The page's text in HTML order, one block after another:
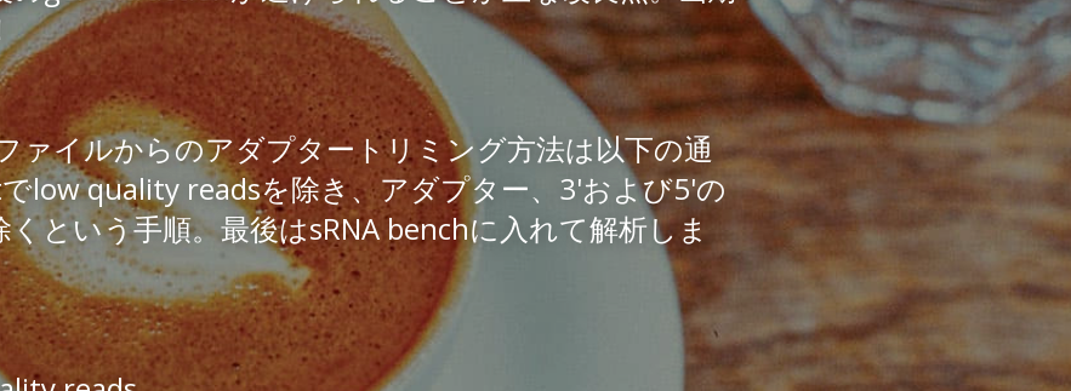
ァイルからのアダプタートリミング方法は以下の通
low quality readsを除き、アダプター、3'および5'の
という手順。最後はsRNA benchに入れて解析しま